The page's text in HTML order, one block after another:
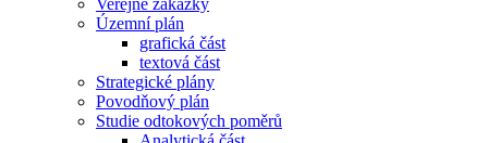
Veřejné zakázky
Územní plán
grafická část
textová část
Strategické plány
Povodňový plán
Studie odtokových poměrů